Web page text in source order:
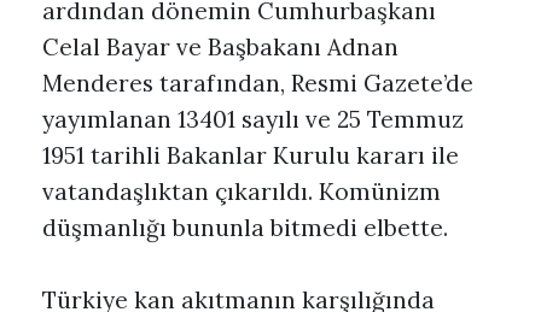
ardından dönemin Cumhurbaşkanı
Celal Bayar ve Başbakanı Adnan
Menderes tarafından, Resmi Gazete’de
yayımlanan 13401 sayılı ve 25 Temmuz
1951 tarihli Bakanlar Kurulu kararı ile
vatandaşlıktan çıkarıldı. Komünizm
düşmanlığı bununla bitmedi elbette.
Türkiye kan akıtmanın karşılığında